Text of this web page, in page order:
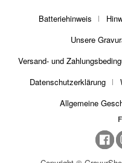
Batteriehinweis
Unsere
Versand- und
Datenschutzerklärung
Allgemeine